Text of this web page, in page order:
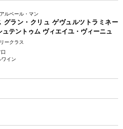
ルベール・マン
グラン・クリュ ゲヴュルツトラミネー
ュテントゥム ヴィエイユ・ヴィーニュ
ークラス
ワイン